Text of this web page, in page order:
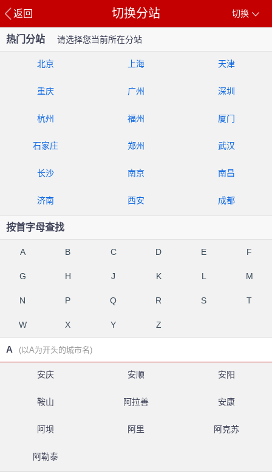
返回 切换
切换分站
热门分站 请选择您当前所在分站
北京 上海 天津
重庆 广州 深圳
杭州 福州 厦门
石家庄 郑州 武汉
长沙 南京 南昌
济南 西安 成都
按首字母查找
A B C D E F
G H J K L M
N P Q R S T
W X Y Z
A (以A为开头的城市名)
安庆 安顺 安阳
鞍山 阿拉善 安康
阿坝 阿里 阿克苏
阿勒泰